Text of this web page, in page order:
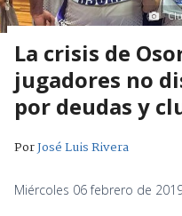
La crisis de
jugadores no
por deudas y
PorJosé Luis Rivera
Miércoles 06 febrero de